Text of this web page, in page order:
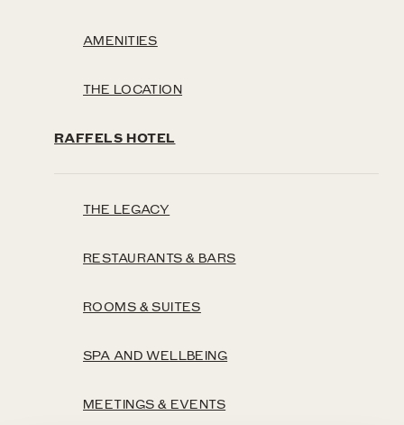
AMENITIES
THE LOCATION
RAFFELS HOTEL
THE LEGACY
RESTAURANTS & BARS
ROOMS & SUITES
SPA AND WELLBEING
MEETINGS & EVENTS